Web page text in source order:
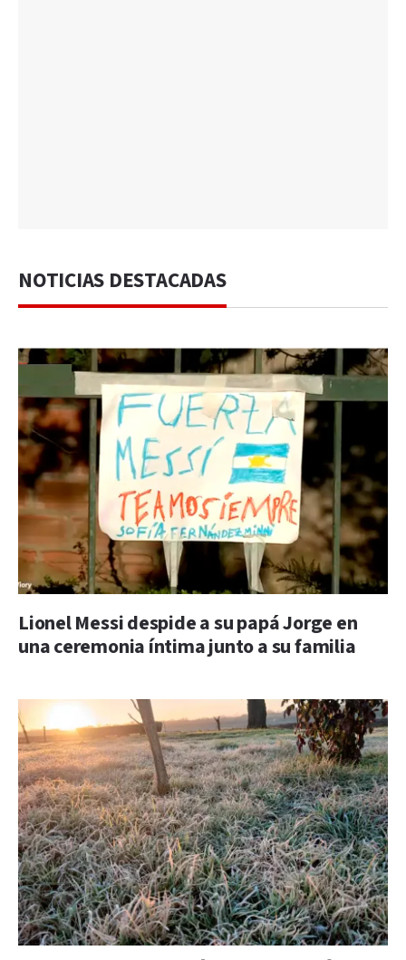
NOTICIAS DESTACADAS
Lionel Messi despide a su papá Jorge en
una ceremonia íntima junto a su familia